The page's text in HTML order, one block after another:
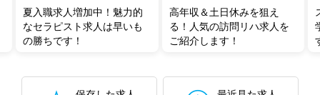
夏入職求人増加中！魅力的
なセラピスト求人は早いも
の勝ちです！
高年収＆土日休みを狙え
る！人気の訪問リハ求人を
ご紹介します！